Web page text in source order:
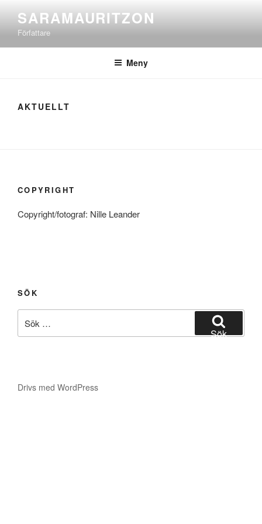
innehåll
SARAMAURITZON
Författare
Meny
AKTUELLT
COPYRIGHT
Copyright/fotograf: Nille Leander
SÖK
efter:
Sök
Drivs med WordPress